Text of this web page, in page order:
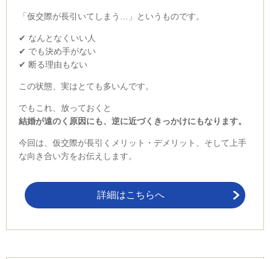
「仮交際が長引いてしまう…」というものです。
✔ なんとなくいい人
✔ でも決め手がない
✔ 断る理由もない
この状態、実はとても多いんです。
でもこれ、放っておくと
結婚が遠のく原因にも、逆に近づくきっかけにもなります。
今回は、仮交際が長引くメリット・デメリット、そして上手
な向き合い方をお伝えします。
詳細はこちらへ